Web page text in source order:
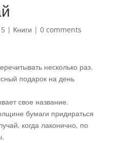
| Книги | 0 comments
несколько раз.
подарок на день
свое название.
бумаги придираться
когда лаконично, по